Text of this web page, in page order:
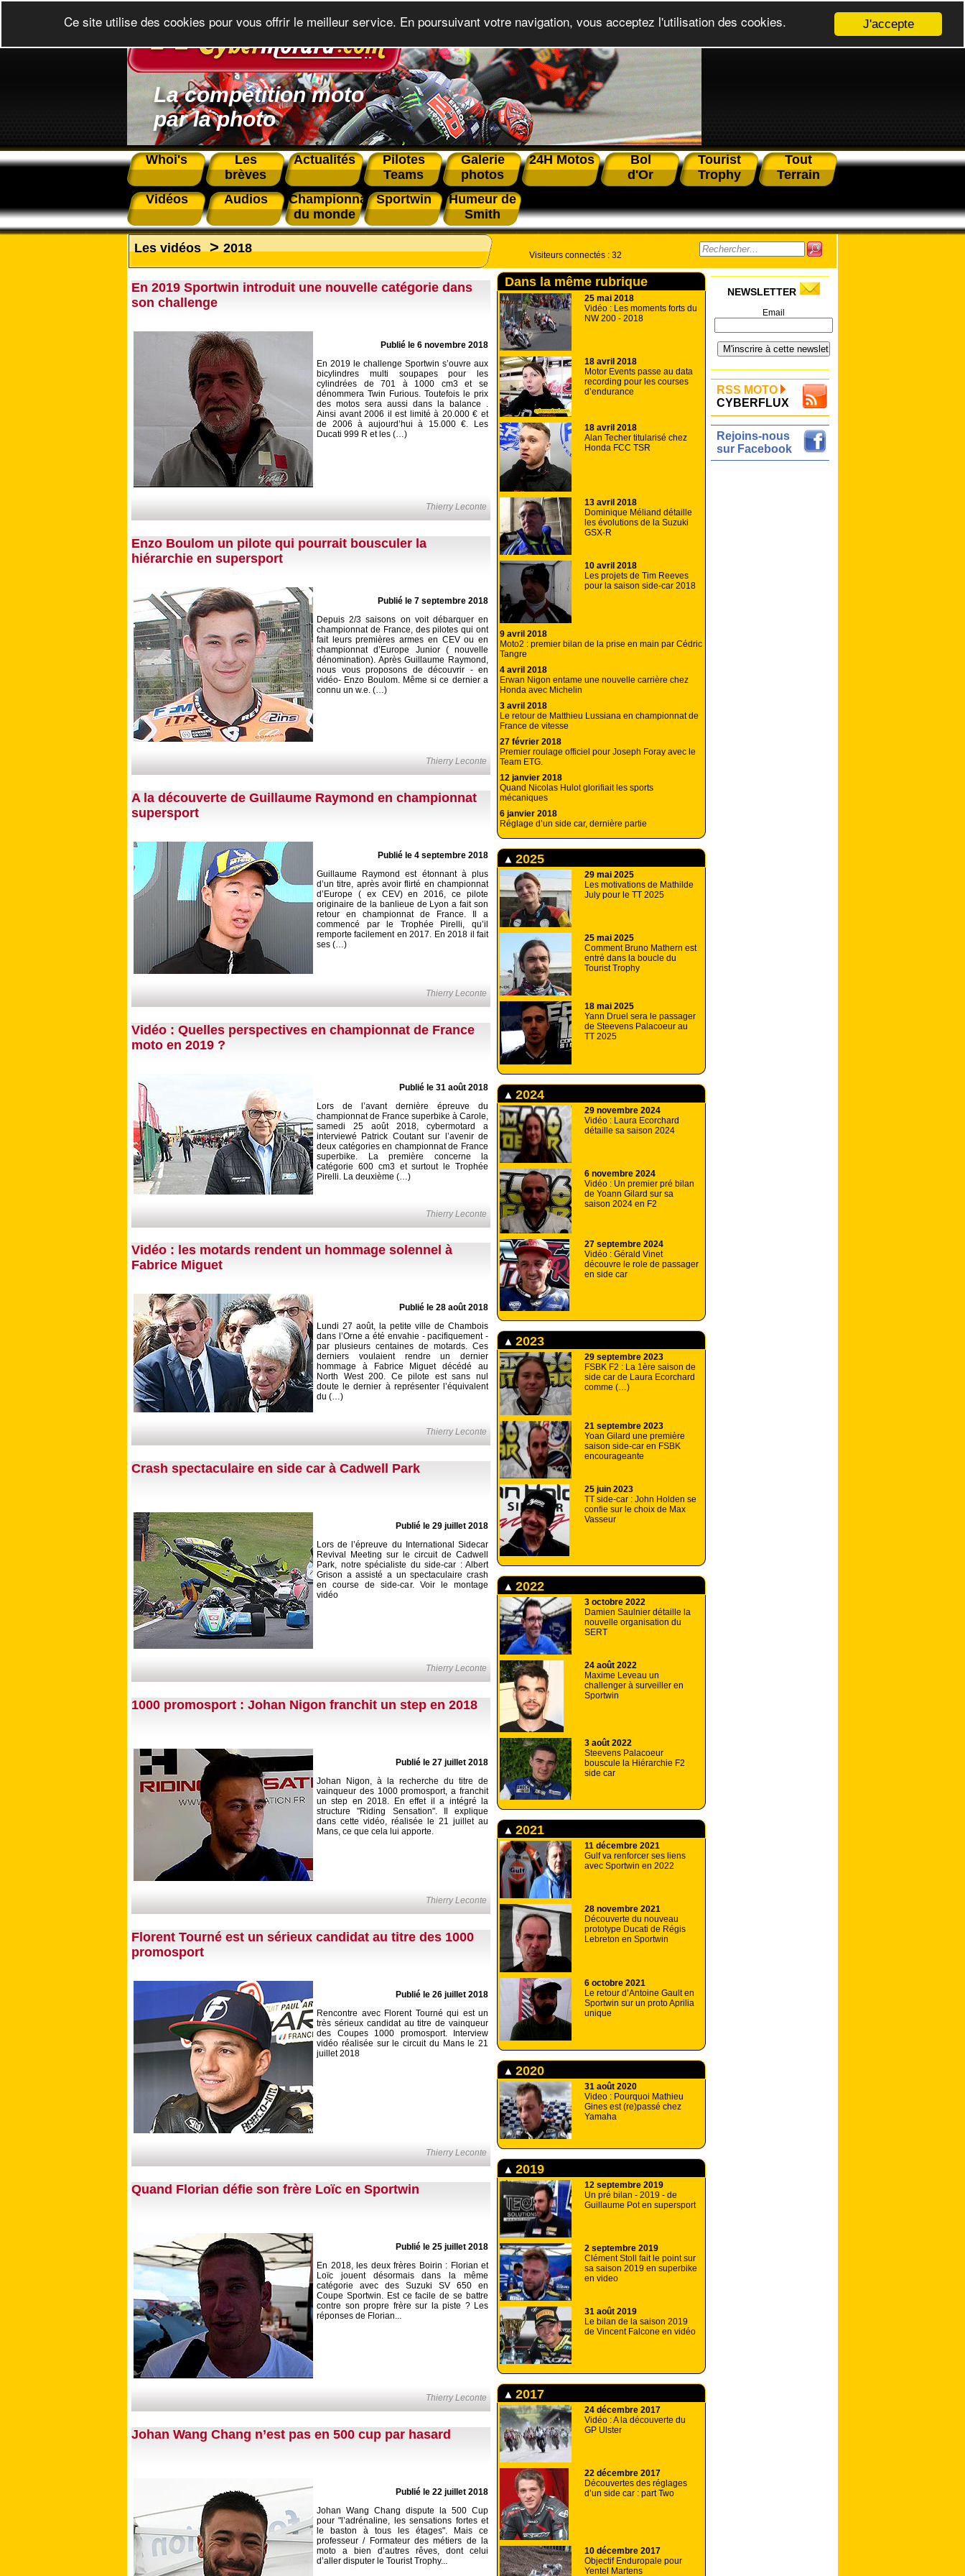
La compétition moto
par la photo
Whoi's
Les
brèves
Actualités
Pilotes
Teams
Galerie
photos
24H Motos
Bol
d'Or
Tourist
Trophy
Tout
Terrain
Vidéos
Audios
Championnat
du monde
Sportwin
Humeur de
Smith
Les vidéos>2018
En 2019 Sportwin introduit une nouvelle catégorie dans
son challenge
Publié le 6 novembre 2018
En 2019 le challenge Sportwin s’ouvre aux
bicylindres multi soupapes pour les
cylindrées de 701 à 1000 cm3 et se
dénommera Twin Furious. Toutefois le prix
des motos sera aussi dans la balance .
Ainsi avant 2006 il est limité à 20.000 € et
de 2006 à aujourd’hui à 15.000 €. Les
Ducati 999 R et les (…)
Thierry Leconte
Enzo Boulom un pilote qui pourrait bousculer la
hiérarchie en supersport
Publié le 7 septembre 2018
Depuis 2/3 saisons on voit débarquer en
championnat de France, des pilotes qui ont
fait leurs premières armes en CEV ou en
championnat d’Europe Junior ( nouvelle
dénomination). Après Guillaume Raymond,
nous vous proposons de découvrir - en
vidéo- Enzo Boulom. Même si ce dernier a
connu un w.e. (…)
Thierry Leconte
A la découverte de Guillaume Raymond en championnat
supersport
Publié le 4 septembre 2018
Guillaume Raymond est étonnant à plus
d’un titre, après avoir flirté en championnat
d’Europe ( ex CEV) en 2016, ce pilote
originaire de la banlieue de Lyon a fait son
retour en championnat de France. Il a
commencé par le Trophée Pirelli, qu’il
remporte facilement en 2017. En 2018 il fait
ses (…)
Thierry Leconte
Vidéo : Quelles perspectives en championnat de France
moto en 2019 ?
Publié le 31 août 2018
Lors de l’avant dernière épreuve du
championnat de France superbike à Carole,
samedi 25 août 2018, cybermotard a
interviewé Patrick Coutant sur l’avenir de
deux catégories en championnat de France
superbike. La première concerne la
catégorie 600 cm3 et surtout le Trophée
Pirelli. La deuxième (…)
Thierry Leconte
Vidéo : les motards rendent un hommage solennel à
Fabrice Miguet
Publié le 28 août 2018
Lundi 27 août, la petite ville de Chambois
dans l’Orne a été envahie - pacifiquement -
par plusieurs centaines de motards. Ces
derniers voulaient rendre un dernier
hommage à Fabrice Miguet décédé au
North West 200. Ce pilote est sans nul
doute le dernier à représenter l’équivalent
du (…)
Thierry Leconte
Crash spectaculaire en side car à Cadwell Park
Publié le 29 juillet 2018
Lors de l’épreuve du International Sidecar
Revival Meeting sur le circuit de Cadwell
Park, notre spécialiste du side-car : Albert
Grison a assisté a un spectaculaire crash
en course de side-car. Voir le montage
vidéo
Thierry Leconte
1000 promosport : Johan Nigon franchit un step en 2018
Publié le 27 juillet 2018
Johan Nigon, à la recherche du titre de
vainqueur des 1000 promosport, a franchit
un step en 2018. En effet il a intégré la
structure "Riding Sensation". Il explique
dans cette vidéo, réalisée le 21 juillet au
Mans, ce que cela lui apporte.
Thierry Leconte
Florent Tourné est un sérieux candidat au titre des 1000
promosport
Publié le 26 juillet 2018
Rencontre avec Florent Tourné qui est un
très sérieux candidat au titre de vainqueur
des Coupes 1000 promosport. Interview
vidéo réalisée sur le circuit du Mans le 21
juillet 2018
Thierry Leconte
Quand Florian défie son frère Loïc en Sportwin
Publié le 25 juillet 2018
En 2018, les deux frères Boirin : Florian et
Loïc jouent désormais dans la même
catégorie avec des Suzuki SV 650 en
Coupe Sportwin. Est ce facile de se battre
contre son propre frère sur la piste ? Les
réponses de Florian...
Thierry Leconte
Johan Wang Chang n’est pas en 500 cup par hasard
Publié le 22 juillet 2018
Johan Wang Chang dispute la 500 Cup
pour "l’adrénaline, les sensations fortes et
le baston à tous les étages". Mais ce
professeur / Formateur des métiers de la
moto a bien d’autres rêves, dont celui
d’aller disputer le Tourist Trophy...
Visiteurs connectés : 32
Dans la même rubrique
25 mai 2018
Vidéo : Les moments forts du
NW 200 - 2018
18 avril 2018
Motor Events passe au data
recording pour les courses
d’endurance
18 avril 2018
Alan Techer titularisé chez
Honda FCC TSR
13 avril 2018
Dominique Méliand détaille
les évolutions de la Suzuki
GSX-R
10 avril 2018
Les projets de Tim Reeves
pour la saison side-car 2018
9 avril 2018
Moto2 : premier bilan de la prise en main par Cédric
Tangre
4 avril 2018
Erwan Nigon entame une nouvelle carrière chez
Honda avec Michelin
3 avril 2018
Le retour de Matthieu Lussiana en championnat de
France de vitesse
27 février 2018
Premier roulage officiel pour Joseph Foray avec le
Team ETG.
12 janvier 2018
Quand Nicolas Hulot glorifiait les sports
mécaniques
6 janvier 2018
Réglage d’un side car, dernière partie
2025
29 mai 2025
Les motivations de Mathilde
July pour le TT 2025
25 mai 2025
Comment Bruno Mathern est
entré dans la boucle du
Tourist Trophy
18 mai 2025
Yann Druel sera le passager
de Steevens Palacoeur au
TT 2025
2024
29 novembre 2024
Vidéo : Laura Ecorchard
détaille sa saison 2024
6 novembre 2024
Vidéo : Un premier pré bilan
de Yoann Gilard sur sa
saison 2024 en F2
27 septembre 2024
Vidéo : Gérald Vinet
découvre le role de passager
en side car
2023
29 septembre 2023
FSBK F2 : La 1ère saison de
side car de Laura Ecorchard
comme (…)
21 septembre 2023
Yoan Gilard une première
saison side-car en FSBK
encourageante
25 juin 2023
TT side-car : John Holden se
confie sur le choix de Max
Vasseur
2022
3 octobre 2022
Damien Saulnier détaille la
nouvelle organisation du
SERT
24 août 2022
Maxime Leveau un
challenger à surveiller en
Sportwin
3 août 2022
Steevens Palacoeur
bouscule la Hiérarchie F2
side car
2021
11 décembre 2021
Gulf va renforcer ses liens
avec Sportwin en 2022
28 novembre 2021
Découverte du nouveau
prototype Ducati de Régis
Lebreton en Sportwin
6 octobre 2021
Le retour d’Antoine Gault en
Sportwin sur un proto Aprilia
unique
2020
31 août 2020
Video : Pourquoi Mathieu
Gines est (re)passé chez
Yamaha
2019
12 septembre 2019
Un pré bilan - 2019 - de
Guillaume Pot en supersport
2 septembre 2019
Clément Stoll fait le point sur
sa saison 2019 en superbike
en video
31 août 2019
Le bilan de la saison 2019
de Vincent Falcone en vidéo
2017
24 décembre 2017
Vidéo : A la découverte du
GP Ulster
22 décembre 2017
Découvertes des réglages
d’un side car : part Two
10 décembre 2017
Objectif Enduropale pour
Yentel Martens
NEWSLETTER
Email
RSS MOTO
CYBERFLUX
Rejoins-nous
sur Facebook
J'accepte
Ce site utilise des cookies pour vous offrir le meilleur service. En poursuivant votre navigation, vous acceptez l'utilisation des cookies.